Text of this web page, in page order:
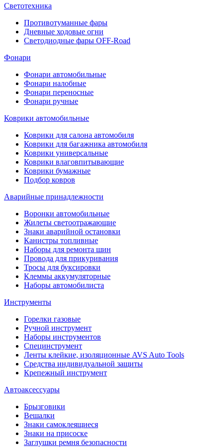
Светотехника
Противотуманные фары
Дневные ходовые огни
Светодиодные фары OFF-Road
Фонари
Фонари автомобильные
Фонари налобные
Фонари переносные
Фонари ручные
Коврики автомобильные
Коврики для салона автомобиля
Коврики для багажника автомобиля
Коврики универсальные
Коврики влаговпитывающие
Коврики бумажные
Подбор ковров
Аварийные принадлежности
Воронки автомобильные
Жилеты светоотражающие
Знаки аварийной остановки
Канистры топливные
Наборы для ремонта шин
Провода для прикуривания
Тросы для буксировки
Клеммы аккумуляторные
Наборы автомобилиста
Инструменты
Горелки газовые
Ручной инструмент
Наборы инструментов
Специнструмент
Ленты клейкие, изоляционные AVS Auto Tools
Средства индивидуальной защиты
Крепежный инструмент
Автоаксессуары
Брызговики
Вешалки
Знаки самоклеящиеся
Знаки на присоске
Заглушки ремня безопасности